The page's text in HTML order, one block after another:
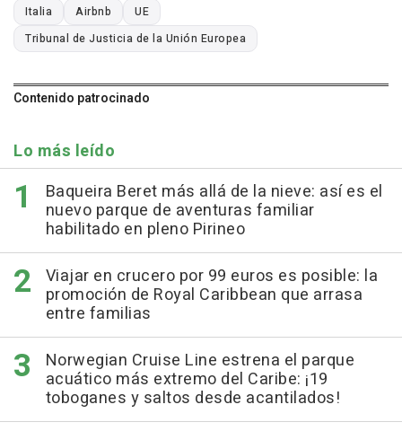
Italia Airbnb
UE
Tribunal de Justicia de la Unión Europea
Contenido patrocinado
Lo más leído
Baqueira Beret más allá de la nieve: así es el
nuevo parque de aventuras familiar
habilitado en pleno Pirineo
Viajar en crucero por 99 euros es posible: la
promoción de Royal Caribbean que arrasa
entre familias
Norwegian Cruise Line estrena el parque
acuático más extremo del Caribe: ¡19
toboganes y saltos desde acantilados!